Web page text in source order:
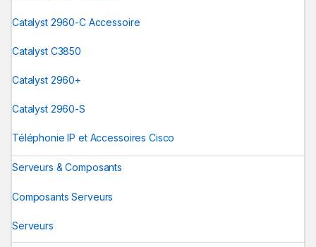
Catalyst 2960-C Accessoire
Catalyst C3850
Catalyst 2960+
Catalyst 2960-S
Téléphonie IP et Accessoires Cisco
Serveurs & Composants
Composants Serveurs
Serveurs